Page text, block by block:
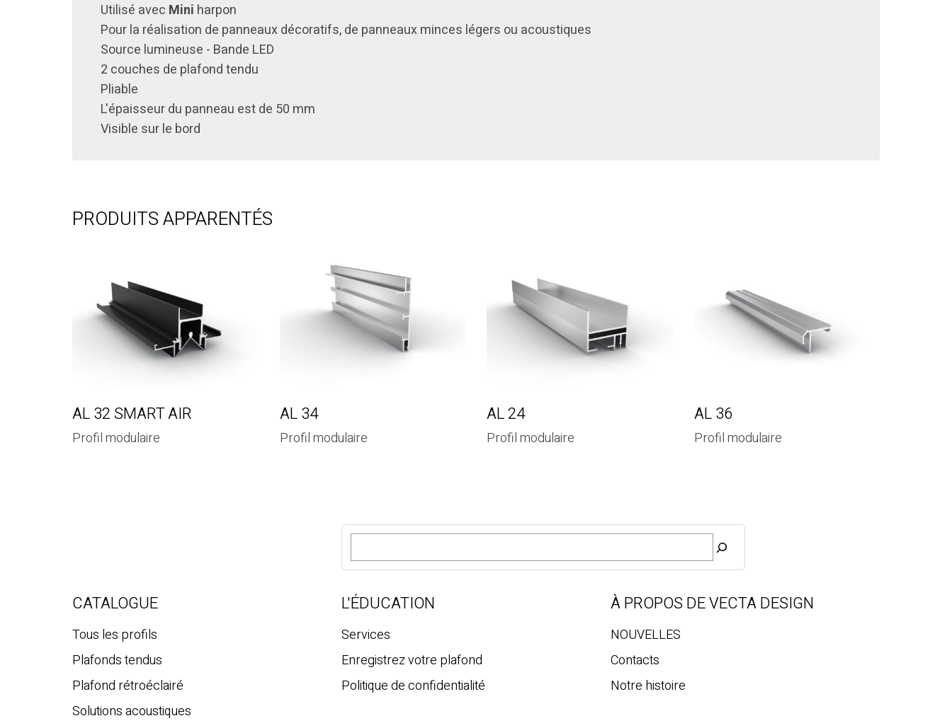
Utilisé avec Mini harpon
Pour la réalisation de panneaux décoratifs, de panneaux minces légers ou acoustiques
Source lumineuse - Bande LED
2 couches de plafond tendu
Pliable
L'épaisseur du panneau est de 50 mm
Visible sur le bord
PRODUITS APPARENTÉS
AL 32 SMART AIR
Profil modulaire
AL 34
Profil modulaire
AL 24
Profil modulaire
AL 36
Profil modulaire
R
c
e
c
h
e
CATALOGUE
Tous les profils
Plafonds tendus
Plafond rétroéclairé
Solutions acoustiques
L'ÉDUCATION
Services
Enregistrez votre plafond
Politique de confidentialité
À PROPOS DE VECTA DESIGN
NOUVELLES
Contacts
Notre histoire